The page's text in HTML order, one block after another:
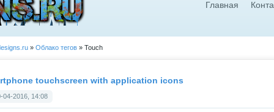
Главная
» Облако тегов » Touch
touchscreen with application icons
04-2016, 14:08